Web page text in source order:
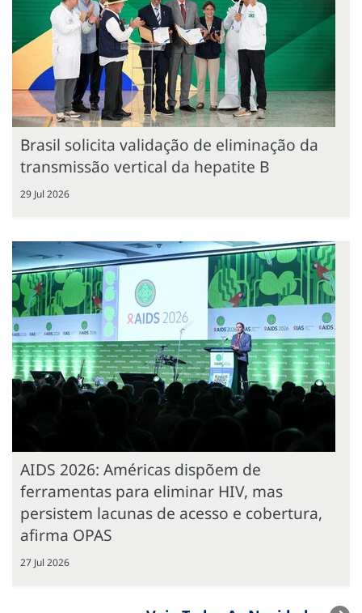
Brasil solicita validação de eliminação da
transmissão vertical da hepatite B
29 Jul 2026
AIDS 2026: Américas dispõem de
ferramentas para eliminar HIV, mas
persistem lacunas de acesso e cobertura,
afirma OPAS
27 Jul 2026